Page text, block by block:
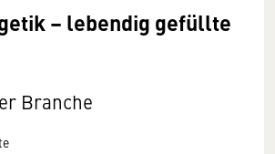
– lebendig gefüllte
Branche